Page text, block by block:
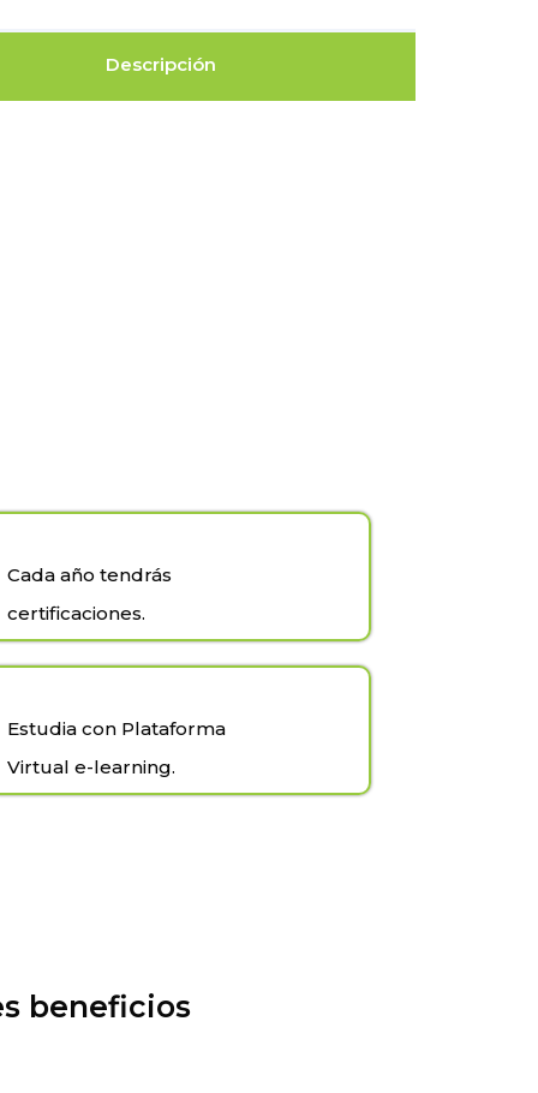
Descripción
Cada año tendrás
certificaciones.
Estudia con Plataforma
Virtual e-learning.
beneficios